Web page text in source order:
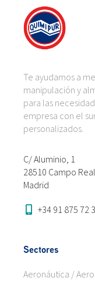
Te ayudamos a
manipulación y
para las
empresa con el
personalizados.
C/ Aluminio, 1
28510 Campo Real
Madrid
+34 91 875 72
Sectores
Aeronáutica /